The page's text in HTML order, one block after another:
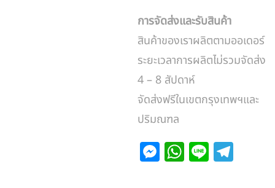
การจัดส่งและรับสินค้า
สินค้าของเราผลิตตามออเดอร์
ระยะเวลาการผลิตไม่รวมจัดส่ง
4 – 8 สัปดาห์
จัดส่งฟรีในเขตกรุงเทพฯและ
ปริมณฑล
M W Li